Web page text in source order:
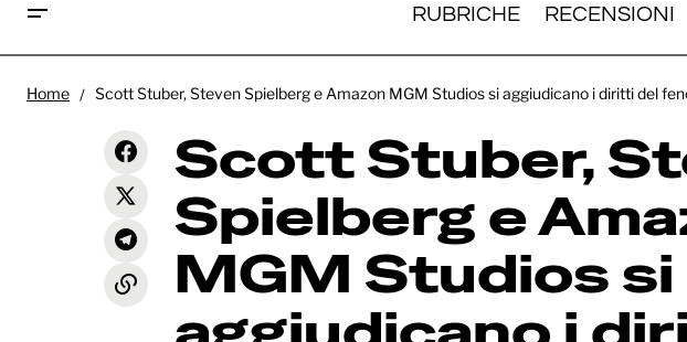
RUBRICHE RECENSIONI
Head": Zach Cregger scriverà il
News
Scott Stuber,
aggiudicano
Youtube
Home Scott Stuber, Steven Spielberg e Amazon MGM Studios si aggiudicano i diritti del
Scott Stuber,
Spielberg e
MGM Studios si